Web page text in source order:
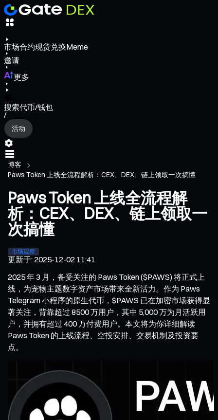
市场合约现货兑换Meme
邀请
更多
搜索代币/钱包
/
活动
博客
Paws Token 上线全流程解析：CEX、DEX、链上领取一次搞懂
Paws Token 上线全流程解
析：CEX、DEX、链上领取一
次搞懂
市场观察
更新于:2025-12-02 11:41
2025 年 3 月，备受关注的 Paws Token ($PAWS) 将正式上
线，为宠物主题数字资产市场带来全新活力。作为 Paws
Telegram 小程序的原生代币，$PAWS 已在加密市场获得显
著关注，背靠超过 8500 万用户，其中 5,000 万为月活跃用
户，并拥有超过 400 万付费用户。本文将为你详细解读
Paws Token 的上线流程、空投安排、交易机制及投资要
点。